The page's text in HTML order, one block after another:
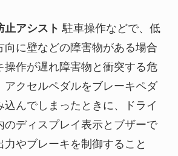
止アシスト 駐車操作などで、低
向に壁などの障害物がある場合
操作が遅れ障害物と衝突する危
アクセルペダルをブレーキペダ
込んでしまったときに、ドライ
のディスプレイ表示とブザーで
やブレーキを制御すること